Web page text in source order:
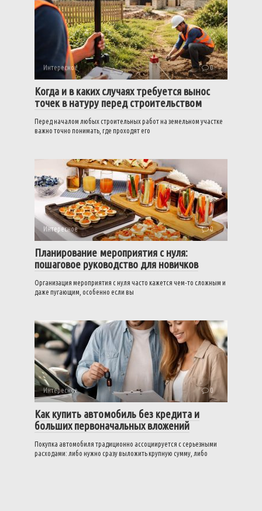
Интересное 0
Когда и в каких случаях требуется вынос
точек в натуру перед строительством
Перед началом любых строительных работ на земельном участке
важно точно понимать, где проходят его
Интересное 0
Планирование мероприятия с нуля:
пошаговое руководство для новичков
Организация мероприятия с нуля часто кажется чем-то сложным и
даже пугающим, особенно если вы
Интересное 0
Как купить автомобиль без кредита и
больших первоначальных вложений
Покупка автомобиля традиционно ассоциируется с серьезными
расходами: либо нужно сразу выложить крупную сумму, либо